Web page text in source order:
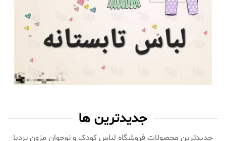
جدیدترین ها
جدیدترین محصولات فروشگاه لباس کودک و نوجوان مزون بردیا